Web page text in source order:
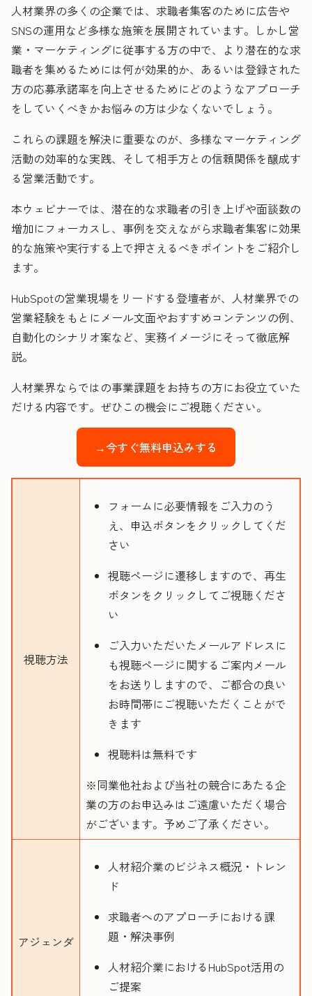
人材業界の多くの企業では、求職者集客のために広告や
SNSの運用など多様な施策を展開されています。しかし営
業・マーケティングに従事する方の中で、より潜在的な求
職者を集めるためには何が効果的か、あるいは登録された
方の応募承諾率を向上させるためにどのようなアプローチ
をしていくべきかお悩みの方は少なくないでしょう。
これらの課題を解決に重要なのが、多様なマーケティング
活動の効率的な実践、そして相手方との信頼関係を醸成す
る営業活動です。
本ウェビナーでは、潜在的な求職者の引き上げや面談数の
増加にフォーカスし、事例を交えながら求職者集客に効果
的な施策や実行する上で押さえるべきポイントをご紹介し
ます。
HubSpotの営業現場をリードする登壇者が、人材業界での
営業経験をもとにメール文面やおすすめコンテンツの例、
自動化のシナリオ案など、実務イメージにそって徹底解
説。
人材業界ならではの事業課題をお持ちの方にお役立ていた
だける内容です。ぜひこの機会にご視聴ください。
→今すぐ無料申込みする
視聴方法
フォームに必要情報をご入力のう
え、申込ボタンをクリックしてくだ
さい
視聴ページに遷移しますので、再生
ボタンをクリックしてご視聴くださ
い
ご入力いただいたメールアドレスに
も視聴ページに関するご案内メール
をお送りしますので、ご都合の良い
お時間帯にご視聴いただくことがで
きます
視聴料は無料です
※同業他社および当社の競合にあたる企
業の方のお申込みはご遠慮いただく場合
がございます。予めご了承ください。
アジェンダ
人材紹介業のビジネス概況・トレン
ド
求職者へのアプローチにおける課
題・解決事例
人材紹介業におけるHubSpot活用の
ご提案